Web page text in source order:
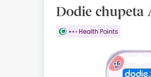
Medicamentos
Cosmética
Dodie chupeta
Health Points